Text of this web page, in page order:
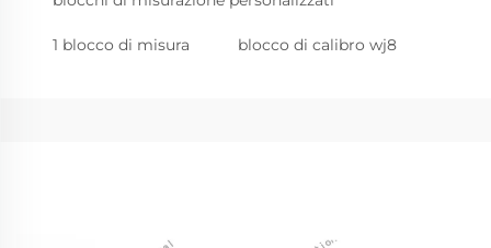
1 blocco di misura blocco di calibro wj8